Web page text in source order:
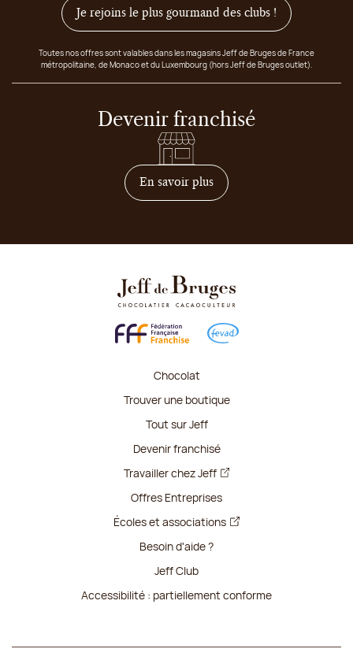
Je rejoins le plus gourmand des clubs !
Toutes nos offres sont valables dans les magasins Jeff de Bruges de France
métropolitaine, de Monaco et du Luxembourg (hors Jeff de Bruges outlet).
Devenir franchisé
En savoir plussur comment devenir
Chocolat
Trouver une boutique
Tout sur Jeff
Devenir franchisé
Travailler chez Jeff
Offres Entreprises
Écoles et associations
Besoin d'aide ?
Jeff Club
Accessibilité : partiellement conforme